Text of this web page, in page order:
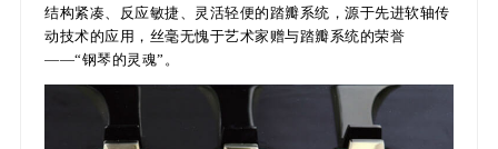
结构紧凑、反应敏捷、灵活轻便的踏瓣系统，源于先进软轴传
动技术的应用，丝毫无愧于艺术家赠与踏瓣系统的荣誉
——“钢琴的灵魂”。